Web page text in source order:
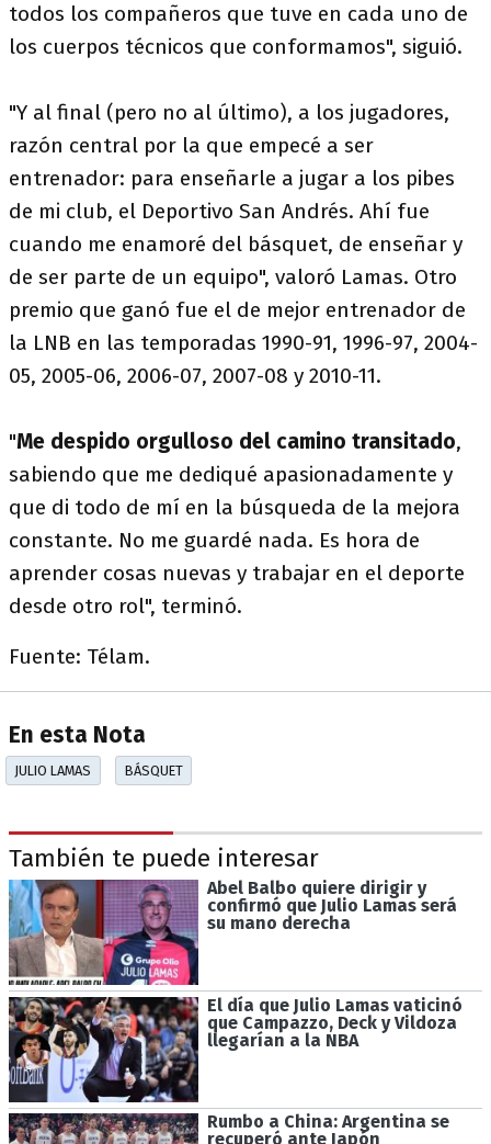
todos los compañeros que tuve en cada uno de
los cuerpos técnicos que conformamos", siguió.
"Y al final (pero no al último), a los jugadores,
razón central por la que empecé a ser
entrenador: para enseñarle a jugar a los pibes
de mi club, el Deportivo San Andrés. Ahí fue
cuando me enamoré del básquet, de enseñar y
de ser parte de un equipo", valoró Lamas. Otro
premio que ganó fue el de mejor entrenador de
la LNB en las temporadas 1990-91, 1996-97, 2004-
05, 2005-06, 2006-07, 2007-08 y 2010-11.
"Me despido orgulloso del camino transitado,
sabiendo que me dediqué apasionadamente y
que di todo de mí en la búsqueda de la mejora
constante. No me guardé nada. Es hora de
aprender cosas nuevas y trabajar en el deporte
desde otro rol", terminó.
Fuente: Télam.
En esta Nota
JULIO LAMAS BÁSQUET
También te puede interesar
Abel Balbo quiere dirigir y
confirmó que Julio Lamas será
su mano derecha
El día que Julio Lamas vaticinó
que Campazzo, Deck y Vildoza
llegarían a la NBA
Rumbo a China: Argentina se
recuperó ante Japón